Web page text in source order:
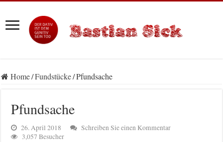
Home/Fundstücke/Pfundsache
Pfundsache
26. April 2018
Schreiben Sie einen Kommentar
3,057 Besucher